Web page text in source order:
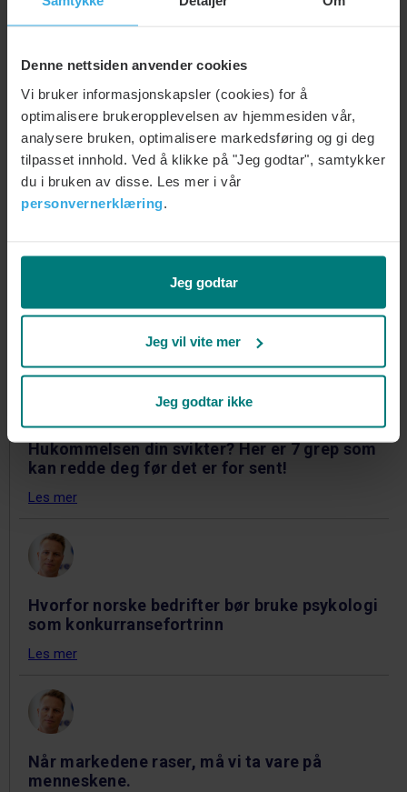
Denne nettsiden anvender cookies
Vi bruker informasjonskapsler (cookies) for å
optimalisere brukeropplevelsen av hjemmesiden vår,
analysere bruken, optimalisere markedsføring og gi deg
tilpasset innhold. Ved å klikke på "Jeg godtar", samtykker
du i bruken av disse. Les mer i vår
personvernerklæring
Jeg godtar
Jeg vil vite mer
Jeg godtar ikke
– håndtere psykososialt arbeidsmiljø i praksis
I en virksomhet med 100 ansatte vil rundt 20–25 til
enhver tid ha psykiske belastninger som påvirker
arbeidshverdagen. De fleste sier ingenting. Det er her
mye av kostnaden ligger. Overvinne er laget for å nå
denne gruppen – før det blir synlig.
Overvinne gjør det mulig å ta tak i problemer før de
Hukommelsen din svikter? Her er 7 grep som
kan redde deg før det er for sent!
Les mer
Hvorfor norske bedrifter bør bruke psykologi
som konkurransefortrinn
Les mer
Når markedene raser, må vi ta vare på
menneskene.